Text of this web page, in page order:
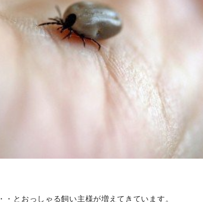
とおっしゃる飼い主様が増えてきています。